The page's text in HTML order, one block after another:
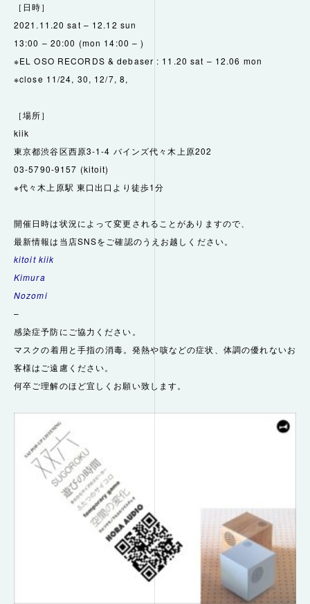
［日時］
2021.11.20 sat – 12.12 sun
13:00 – 20:00 (mon 14:00 – )
※EL OSO RECORDS & debaser : 11.20 sat – 12.06 mon
※close 11/24, 30, 12/7, 8,
［場所］
kiik
東京都渋谷区西原3-1-4 バインズ代々木上原202
03-5790-9157 (kitoit)
※代々木上原駅 東口出口より徒歩1分
開催日時は状況によって変更されることがありますので、
最新情報は当店SNSをご確認のうえお越しください。
kitoit kiik
Kimura
Nozomi
–
感染症予防にご協力ください。
マスクの着用と手指の消毒。発熱や咳などの症状、 体調の優れないお
客様はご遠慮ください。
何卒ご理解のほど宜しくお願い致します。